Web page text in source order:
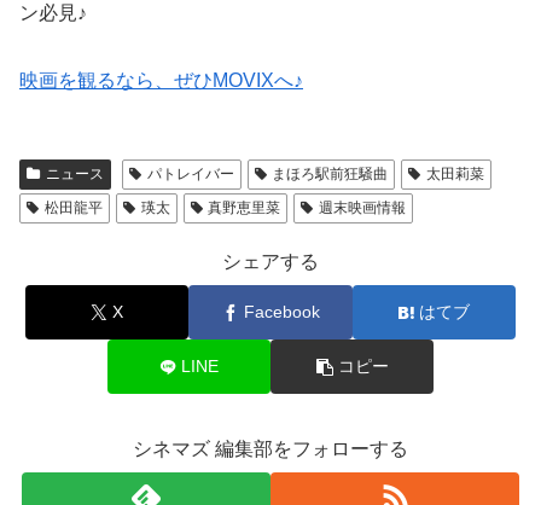
ン必見♪
映画を観るなら、ぜひMOVIXへ♪
ニュース パトレイバー まほろ駅前狂騒曲
太田莉菜
松田龍平
瑛太 真野恵里菜 週末映画情報
シェアする
X Facebook はてブ
LINE コピー
シネマズ 編集部をフォローする